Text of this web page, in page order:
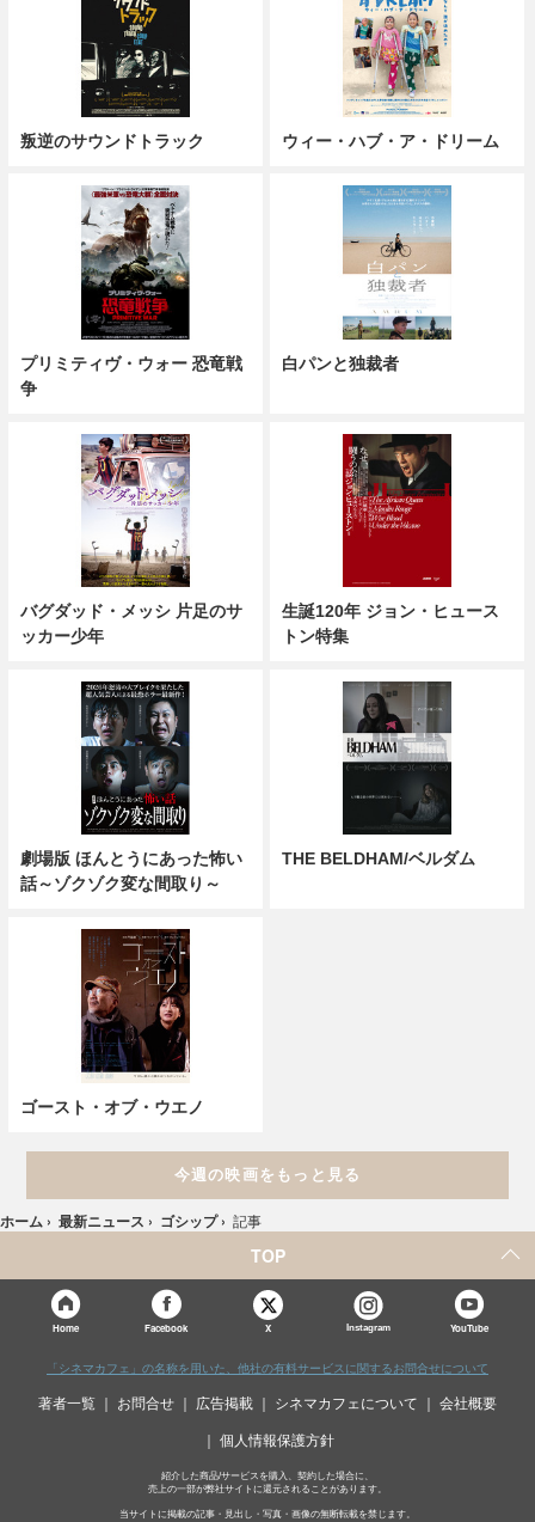
叛逆のサウンドトラック ウィー・ハブ・ア・ドリーム
プリミティヴ・ウォー 恐竜戦
争
白パンと独裁者
バグダッド・メッシ 片足のサ
ッカー少年
生誕120年 ジョン・ヒュース
トン特集
劇場版 ほんとうにあった怖い
話～ゾクゾク変な間取り～
THE BELDHAM/ベルダム
ゴースト・オブ・ウエノ
今週の映画をもっと見る
ホーム › 最新ニュース › ゴシップ › 記事
TOP
Home Facebook X Instagram YouTube
「シネマカフェ」の名称を用いた、他社の有料サービスに関するお問合せについて
著者一覧 お問合せ 広告掲載 シネマカフェについて 会社概要
個人情報保護方針
紹介した商品/サービスを購入、契約した場合に、
売上の一部が弊社サイトに還元されることがあります。
当サイトに掲載の記事・見出し・写真・画像の無断転載を禁じます。